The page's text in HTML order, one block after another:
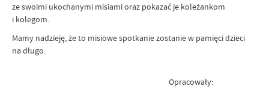
ze swoimi ukochanymi misiami oraz pokazać je koleżankom
i kolegom.
Mamy nadzieję, że to misiowe spotkanie zostanie w pamięci dzieci
na długo.
Opracowały: